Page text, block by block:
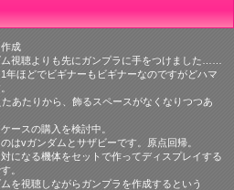
作成
視聴よりも先にガンプラに手をつけました……
年ほどでビギナーもビギナーなのですがどハマ
あたりから、飾るスペースがなくなりつつあ
ースの購入を検討中。
はvガンダムとサザビーです。原点回帰。
になる機体をセットで作ってディスプレイする
。
を視聴しながらガンプラを作成するという